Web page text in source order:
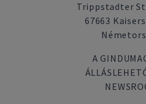
Trippstadter
67663
A